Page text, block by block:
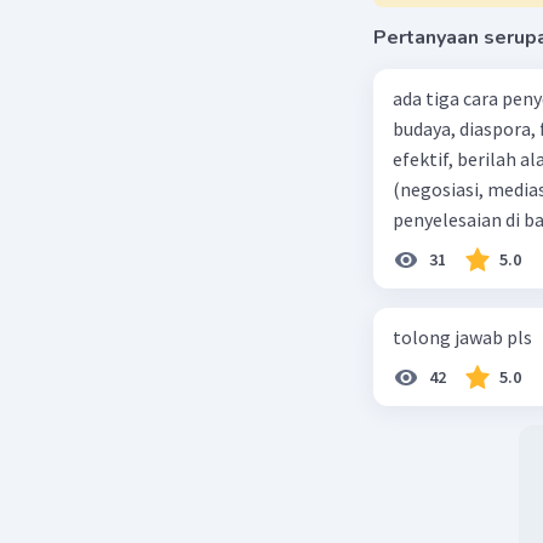
Bentuk
Contoh
Ngoko:
Artinya:
Pertanyaan
ada tiga cara
budaya,
efektif, berilah alasannya dari 5 penyelesaian
(negosiasi,
penyelesaian di
paling efektif,
31 5.0
tolong jawab pls
42 5.0